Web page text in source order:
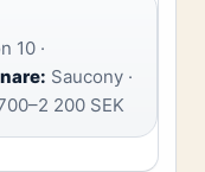
10 ·
Saucony ·
200 SEK